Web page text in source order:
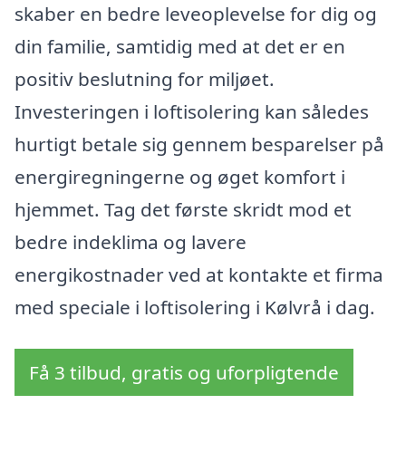
skaber en bedre leveoplevelse for dig og
din familie, samtidig med at det er en
positiv beslutning for miljøet.
Investeringen i loftisolering kan således
hurtigt betale sig gennem besparelser på
energiregningerne og øget komfort i
hjemmet. Tag det første skridt mod et
bedre indeklima og lavere
energikostnader ved at kontakte et firma
med speciale i loftisolering i Kølvrå i dag.
Få 3 tilbud, gratis og uforpligtende